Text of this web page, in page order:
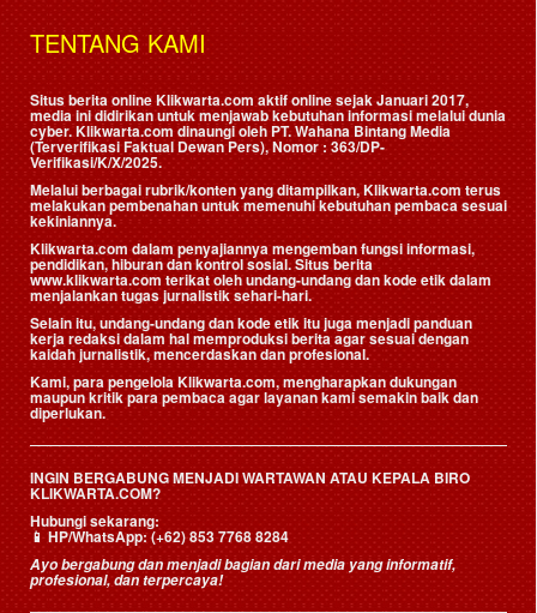
TENTANG KAMI
Situs berita online Klikwarta.com aktif online sejak Januari 2017,
media ini didirikan untuk menjawab kebutuhan informasi melalui dunia
cyber. Klikwarta.com dinaungi oleh PT. Wahana Bintang Media
(Terverifikasi Faktual Dewan Pers), Nomor : 363/DP-
Verifikasi/K/X/2025.
Melalui berbagai rubrik/konten yang ditampilkan, Klikwarta.com terus
melakukan pembenahan untuk memenuhi kebutuhan pembaca sesuai
kekiniannya.
Klikwarta.com dalam penyajiannya mengemban fungsi informasi,
pendidikan, hiburan dan kontrol sosial. Situs berita
www.klikwarta.com terikat oleh undang-undang dan kode etik dalam
menjalankan tugas jurnalistik sehari-hari.
Selain itu, undang-undang dan kode etik itu juga menjadi panduan
kerja redaksi dalam hal memproduksi berita agar sesuai dengan
kaidah jurnalistik, mencerdaskan dan profesional.
Kami, para pengelola Klikwarta.com, mengharapkan dukungan
maupun kritik para pembaca agar layanan kami semakin baik dan
diperlukan.
INGIN BERGABUNG MENJADI WARTAWAN ATAU KEPALA BIRO
KLIKWARTA.COM?
Hubungi sekarang:
📱HP/WhatsApp:(+62) 853 7768 8284
Ayo bergabung dan menjadi bagian dari media yang informatif,
profesional, dan terpercaya!